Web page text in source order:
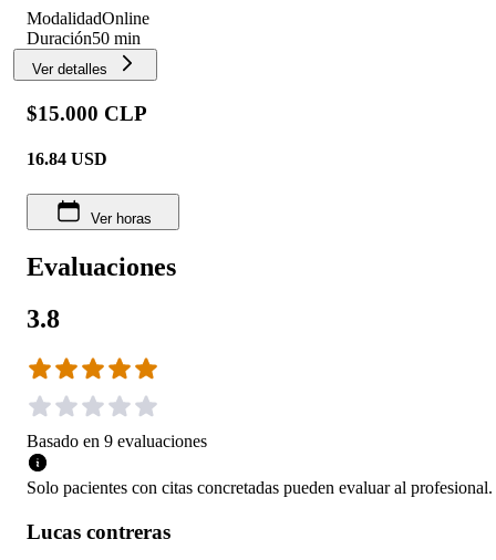
ModalidadOnline
Duración50 min
Ver detalles
$15.000 CLP
16.84 USD
Ver horas
Evaluaciones
3.8
Basado en 9 evaluaciones
Solo pacientes con citas concretadas pueden evaluar al profesional.
Lucas contreras